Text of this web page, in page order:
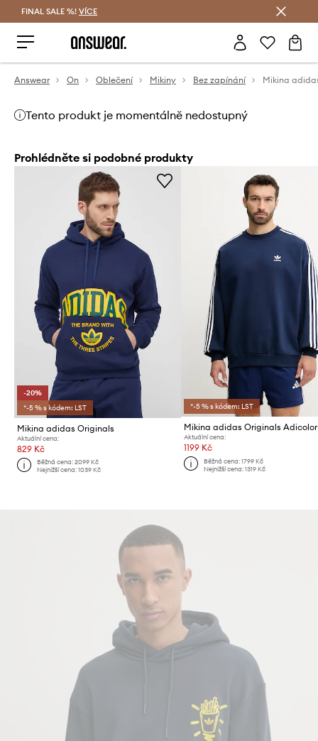
FINAL SALE %! VÍCE
Answear On Oblečení Mikiny Bez zapínání
Tento produkt je momentálně nedostupný
Prohlédněte si podobné produkty
-20%
*-5 % s kódem: LST
Mikina adidas Originals
Aktuální cena:
829 Kč
Běžná cena:2099 Kč
Nejnižší cena:1039 Kč
*-5 % s kódem: LST
Mikina adidas Originals Adicolor
Aktuální cena:
1199 Kč
Běžná cena: 1799 Kč
Nejnižší cena: 1319 Kč